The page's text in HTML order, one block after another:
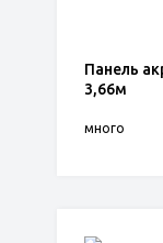
Панель
3,66м
много